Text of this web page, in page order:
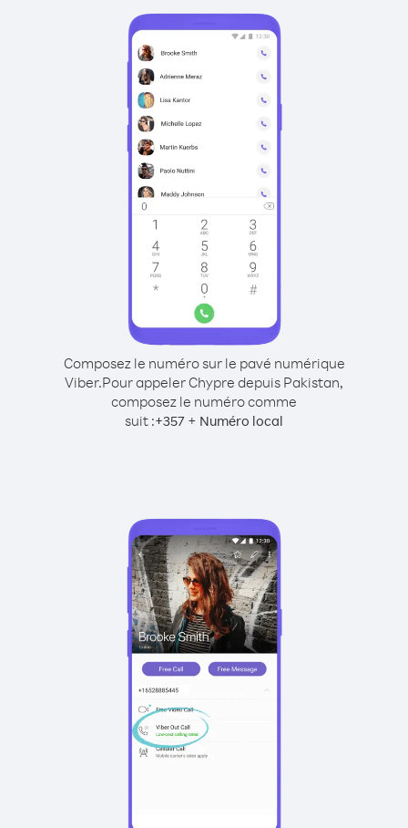
Composez le numéro sur le pavé numérique
Viber.Pour appeler Chypre depuis Pakistan,
composez le numéro comme
suit :+357 + Numéro local